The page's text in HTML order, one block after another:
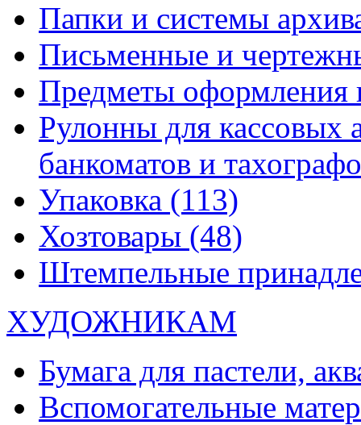
Папки и системы
Письменные и
Предметы оформления
Рулонны для кассовых
банкоматов и
Упаковка (113)
Хозтовары (48)
Штемпельные
ХУДОЖНИКАМ
Бумага для пастели,
Вспомогательные